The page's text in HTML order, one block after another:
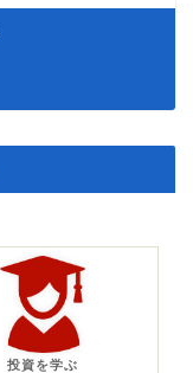
投資を学ぶ